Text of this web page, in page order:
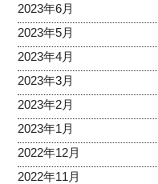
2023年6月
2023年5月
2023年4月
2023年3月
2023年2月
2023年1月
2022年12月
2022年11月